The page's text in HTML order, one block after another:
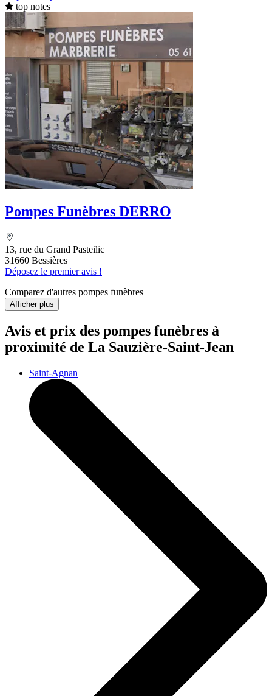
top notes
Pompes Funèbres DERRO
13, rue du Grand Pasteilic
31660 Bessières
Déposez le premier avis !
Comparez d'autres pompes funèbres
Afficher plus
Avis et prix des pompes funèbres à
proximité de La Sauzière-Saint-Jean
Saint-Agnan